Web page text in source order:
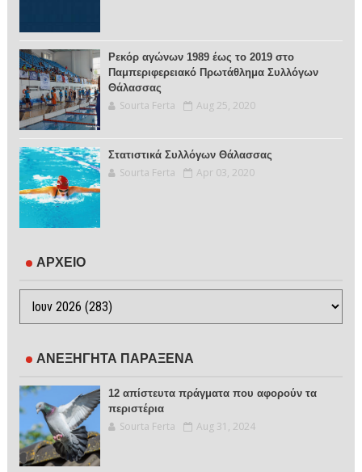
Ρεκόρ αγώνων 1989 έως το 2019 στο
Παμπεριφερειακό Πρωτάθλημα Συλλόγων
Θάλασσας
Sourta Ferta Aug 25, 2020
Στατιστικά Συλλόγων Θάλασσας
Sourta Ferta Apr 03, 2020
ΑΡΧΕΙΟ
ΑΝΕΞΗΓΗΤΑ ΠΑΡΑΞΕΝΑ
12 απίστευτα πράγματα που αφορούν τα
περιστέρια
Sourta Ferta Aug 31, 2024